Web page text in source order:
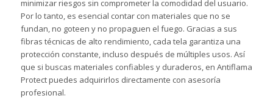
minimizar riesgos sin comprometer la comodidad del usuario.
Por lo tanto, es esencial contar con materiales que no se
fundan, no goteen y no propaguen el fuego. Gracias a sus
fibras técnicas de alto rendimiento, cada tela garantiza una
protección constante, incluso después de múltiples usos. Así
que si buscas materiales confiables y duraderos, en Antiflama
Protect puedes adquirirlos directamente con asesoría
profesional.